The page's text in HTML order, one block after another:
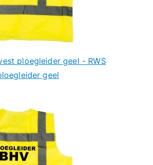
ploegleider geel - RWS
geel